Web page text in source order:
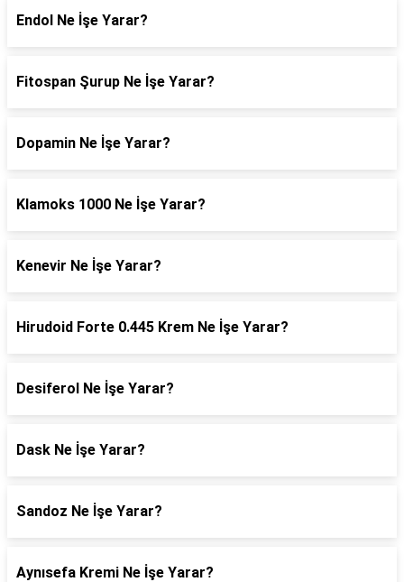
Endol Ne İşe Yarar?
Fitospan Şurup Ne İşe Yarar?
Dopamin Ne İşe Yarar?
Klamoks 1000 Ne İşe Yarar?
Kenevir Ne İşe Yarar?
Hirudoid Forte 0.445 Krem Ne İşe Yarar?
Desiferol Ne İşe Yarar?
Dask Ne İşe Yarar?
Sandoz Ne İşe Yarar?
Aynısefa Kremi Ne İşe Yarar?